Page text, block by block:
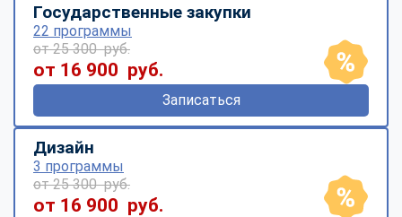
Государственные закупки
22 программы
от 25 300 руб.
от 16 900 руб.
Записаться
Дизайн
3 программы
от 25 300 руб.
от 16 900 руб.